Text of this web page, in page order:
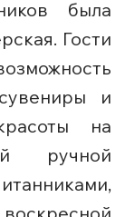
была
Гости
и
на
ручной